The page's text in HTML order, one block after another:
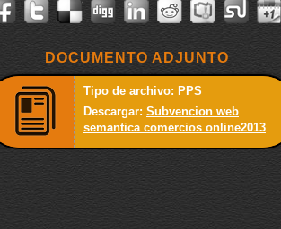
DOCUMENTO ADJUNTO
Tipo de archivo: PPS
Descargar: Subvencion web
semantica comercios online2013